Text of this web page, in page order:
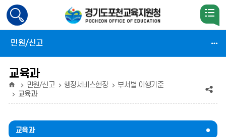
검
색
성
민원/신고
교육과
민원/신고 행정서비스헌장
부서별 이행기준
교육과
공
유
(상
교육과